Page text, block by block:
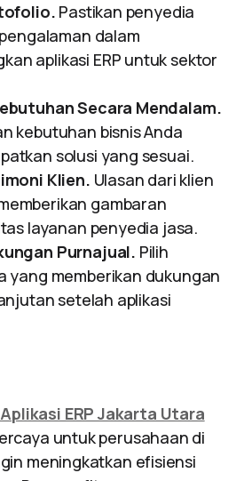
Pastikan penyedia
dalam
aplikasi ERP untuk sektor
Secara Mendalam.
kebutuhan bisnis Anda
solusi yang sesuai.
Klien. Ulasan dari klien
gambaran
layanan penyedia jasa.
Purnajual. Pilih
yang memberikan dukungan
setelah aplikasi
ERP Jakarta Utara
untuk perusahaan di
meningkatkan efisiensi